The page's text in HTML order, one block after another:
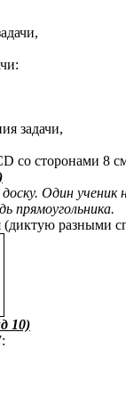
задачи,
со сторонами 8
Один ученик
прямоугольника.
(диктую разными
10)